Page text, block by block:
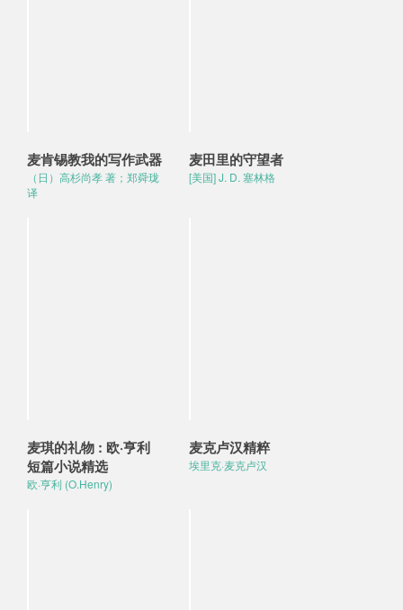
麦肯锡教我的写作武器
（日）高杉尚孝 著；郑舜珑
译
麦田里的守望者
[美国] J. D. 塞林格
麦琪的礼物 : 欧·亨利
短篇小说精选
欧·亨利 (O.Henry)
麦克卢汉精粹
埃里克·麦克卢汉